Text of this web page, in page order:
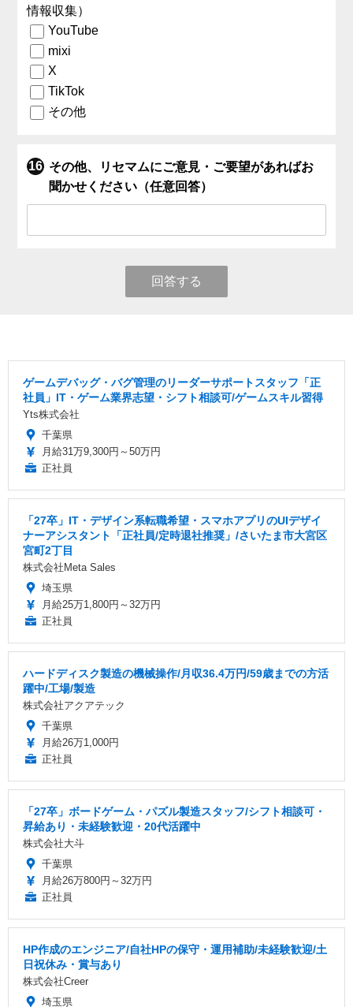
情報収集）
YouTube
mixi
X
TikTok
その他
その他、リセマムにご意見・ご要望があればお
聞かせください（任意回答）
回答する
ゲームデバッグ・バグ管理のリーダーサポートスタッフ「正
社員」IT・ゲーム業界志望・シフト相談可/ゲームスキル習得
Yts株式会社
千葉県
月給31万9,300円～50万円
正社員
「27卒」IT・デザイン系転職希望・スマホアプリのUIデザイ
ナーアシスタント「正社員/定時退社推奨」/さいたま市大宮区
宮町2丁目
株式会社Meta Sales
埼玉県
月給25万1,800円～32万円
正社員
ハードディスク製造の機械操作/月収36.4万円/59歳までの方活
躍中/工場/製造
株式会社アクアテック
千葉県
月給26万1,000円
正社員
「27卒」ボードゲーム・パズル製造スタッフ/シフト相談可・
昇給あり・未経験歓迎・20代活躍中
株式会社大斗
千葉県
月給26万800円～32万円
正社員
HP作成のエンジニア/自社HPの保守・運用補助/未経験歓迎/土
日祝休み・賞与あり
株式会社Creer
埼玉県